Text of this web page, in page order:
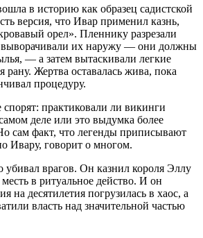
в историю как образец садистской
версия, что Ивар применил казнь,
орел». Пленнику разрезали
выворачивали их наружу — они должны
— а затем вытаскивали легкие
рану. Жертва оставалась жива, пока
процедуру.
практиковали ли викинги
деле или это выдумка более
сам факт, что легенды приписывают
Ивару, говорит о многом.
убивал врагов. Он казнил короля Эллу
в ритуальное действо. И он
на десятилетия погрузилась в хаос, а
власть над значительной частью